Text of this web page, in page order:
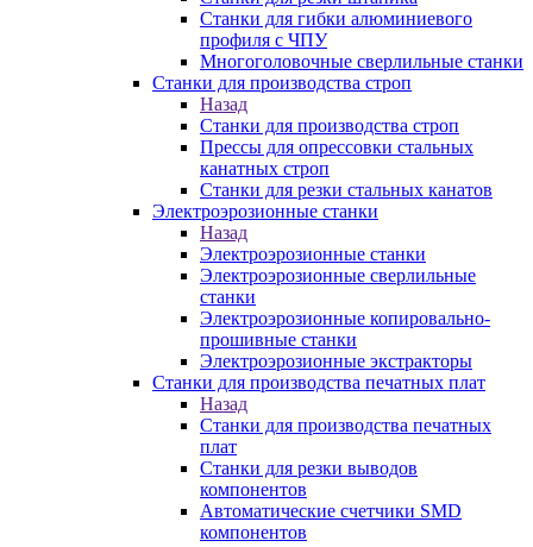
Станки для гибки алюминиевого
профиля с ЧПУ
Многоголовочные сверлильные станки
Станки для производства строп
Назад
Станки для производства строп
Прессы для опрессовки стальных
канатных строп
Станки для резки стальных канатов
Электроэрозионные станки
Назад
Электроэрозионные станки
Электроэрозионные сверлильные
станки
Электроэрозионные копировально-
прошивные станки
Электроэрозионные экстракторы
Станки для производства печатных плат
Назад
Станки для производства печатных
плат
Станки для резки выводов
компонентов
Автоматические счетчики SMD
компонентов